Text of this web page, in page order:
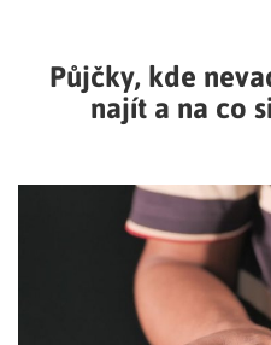
Půjčky, kde
najít a na co